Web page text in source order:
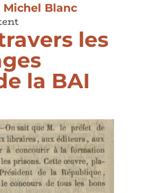
Blanc
les
la BAI